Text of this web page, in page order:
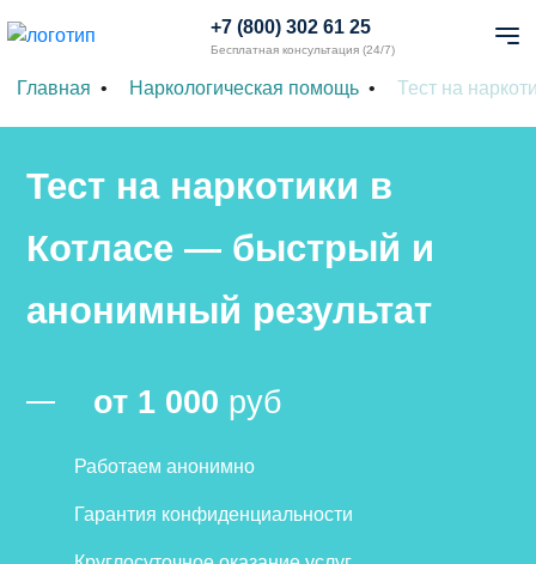
+7 (800) 302 61 25
Бесплатная консультация (24/7)
Главная Наркологическая помощь Тест на
Тест на наркотики в
Котласе — быстрый и
анонимный результат
от 1 000 руб
Работаем анонимно
Гарантия конфиденциальности